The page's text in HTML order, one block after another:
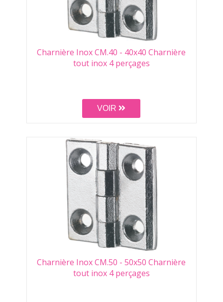
Charnière Inox CM.40 - 40x40 Charnière
tout inox 4 perçages
VOIR
Charnière Inox CM.50 - 50x50 Charnière
tout inox 4 perçages